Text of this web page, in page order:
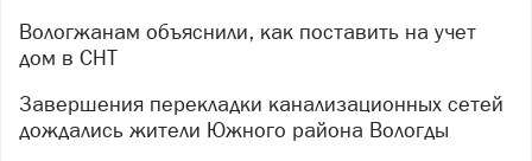
Вологжанам объяснили, как поставить на учет
дом в СНТ
Завершения перекладки канализационных сетей
дождались жители Южного района Вологды